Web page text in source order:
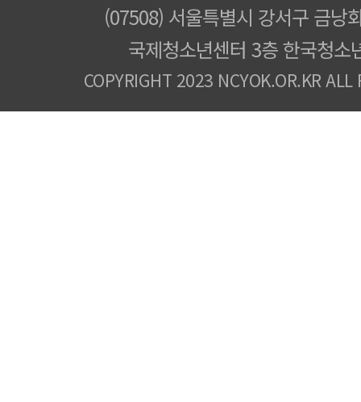
(07508) 서울특별시 강서구 금낭
국제청소년센터 3층 한국청소
COPYRIGHT 2023 NCYOK.OR.KR ALL